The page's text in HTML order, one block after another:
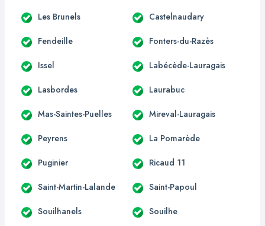
Les Brunels Castelnaudary
Fendeille Fonters-du-Razès
Issel Labécède-Lauragais
Lasbordes Laurabuc
Mas-Saintes-Puelles Mireval-Lauragais
Peyrens La Pomarède
Puginier Ricaud 11
Saint-Martin-Lalande Saint-Papoul
Souilhanels Souilhe